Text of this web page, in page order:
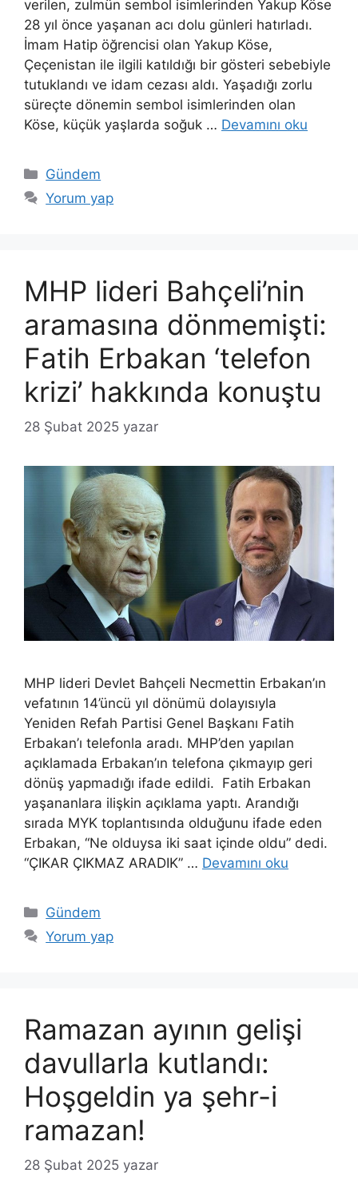
verilen, zulmün sembol isimlerinden Yakup Köse
28 yıl önce yaşanan acı dolu günleri hatırladı.
İmam Hatip öğrencisi olan Yakup Köse,
Çeçenistan ile ilgili katıldığı bir gösteri sebebiyle
tutuklandı ve idam cezası aldı. Yaşadığı zorlu
süreçte dönemin sembol isimlerinden olan
Köse, küçük yaşlarda soğuk … Devamını oku
Kategoriler
Gündem
Yorum yap
MHP lideri Bahçeli’nin
aramasına dönmemişti:
Fatih Erbakan ‘telefon
krizi’ hakkında konuştu
28 Şubat 2025 yazar
MHP lideri Devlet Bahçeli Necmettin Erbakan’ın
vefatının 14’üncü yıl dönümü dolayısıyla
Yeniden Refah Partisi Genel Başkanı Fatih
Erbakan’ı telefonla aradı. MHP’den yapılan
açıklamada Erbakan’ın telefona çıkmayıp geri
dönüş yapmadığı ifade edildi. Fatih Erbakan
yaşananlara ilişkin açıklama yaptı. Arandığı
sırada MYK toplantısında olduğunu ifade eden
Erbakan, “Ne olduysa iki saat içinde oldu” dedi.
“ÇIKAR ÇIKMAZ ARADIK” … Devamını oku
Kategoriler
Gündem
Yorum yap
Ramazan ayının gelişi
davullarla kutlandı:
Hoşgeldin ya şehr-i
ramazan!
28 Şubat 2025 yazar